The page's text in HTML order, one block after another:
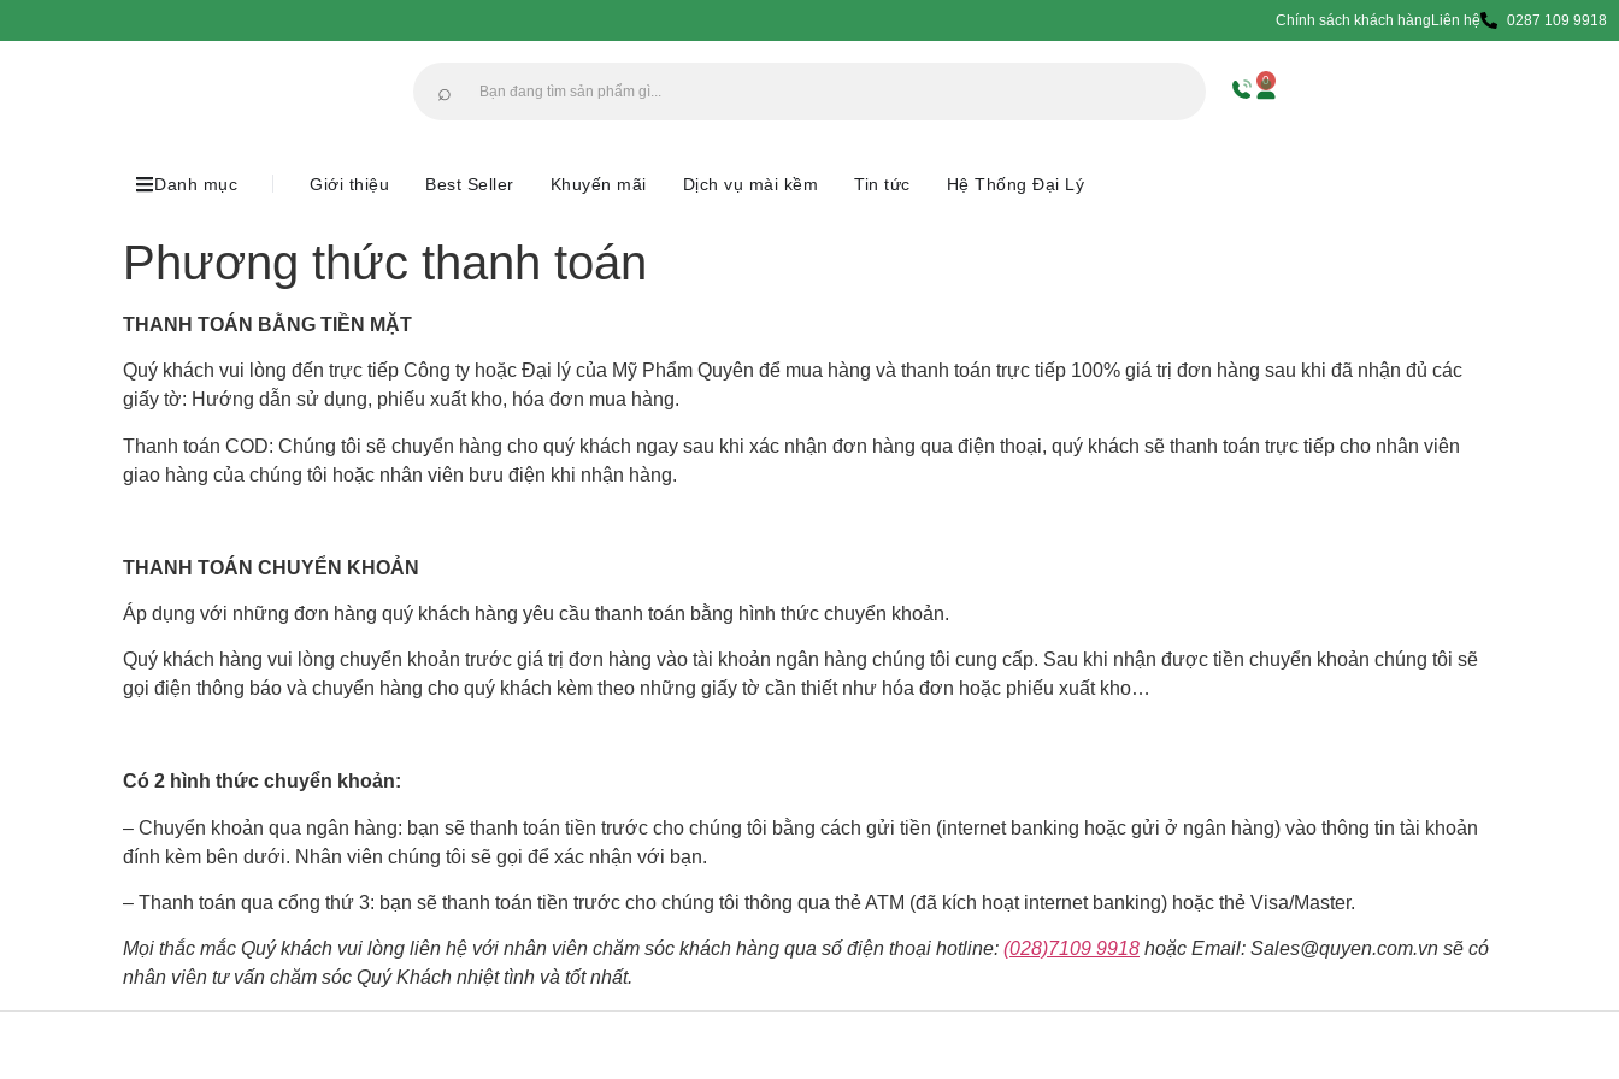
Chính sách khách hàng Liên hệ 0287 109 9918
⌕ 0
Danh mục Giới thiệu Best Seller Khuyến mãi Dịch vụ mài kềm Tin tức Hệ Thống Đại Lý
Phương thức thanh toán
THANH TOÁN BẰNG TIỀN MẶT
Quý khách vui lòng đến trực tiếp Công ty hoặc Đại lý của Mỹ Phẩm Quyên để mua hàng và thanh toán trực tiếp 100% giá trị đơn hàng sau khi đã nhận đủ các
giấy tờ: Hướng dẫn sử dụng, phiếu xuất kho, hóa đơn mua hàng.
Thanh toán COD: Chúng tôi sẽ chuyển hàng cho quý khách ngay sau khi xác nhận đơn hàng qua điện thoại, quý khách sẽ thanh toán trực tiếp cho nhân viên
giao hàng của chúng tôi hoặc nhân viên bưu điện khi nhận hàng.
THANH TOÁN CHUYỂN KHOẢN
Áp dụng với những đơn hàng quý khách hàng yêu cầu thanh toán bằng hình thức chuyển khoản.
Quý khách hàng vui lòng chuyển khoản trước giá trị đơn hàng vào tài khoản ngân hàng chúng tôi cung cấp. Sau khi nhận được tiền chuyển khoản chúng tôi sẽ
gọi điện thông báo và chuyển hàng cho quý khách kèm theo những giấy tờ cần thiết như hóa đơn hoặc phiếu xuất kho…
Có 2 hình thức chuyển khoản:
– Chuyển khoản qua ngân hàng: bạn sẽ thanh toán tiền trước cho chúng tôi bằng cách gửi tiền (internet banking hoặc gửi ở ngân hàng) vào thông tin tài khoản
đính kèm bên dưới. Nhân viên chúng tôi sẽ gọi để xác nhận với bạn.
– Thanh toán qua cổng thứ 3: bạn sẽ thanh toán tiền trước cho chúng tôi thông qua thẻ ATM (đã kích hoạt internet banking) hoặc thẻ Visa/Master.
Mọi thắc mắc Quý khách vui lòng liên hệ với nhân viên chăm sóc khách hàng qua số điện thoại hotline: (028)7109 9918 hoặc Email: Sales@quyen.com.vn sẽ có
nhân viên tư vấn chăm sóc Quý Khách nhiệt tình và tốt nhất.